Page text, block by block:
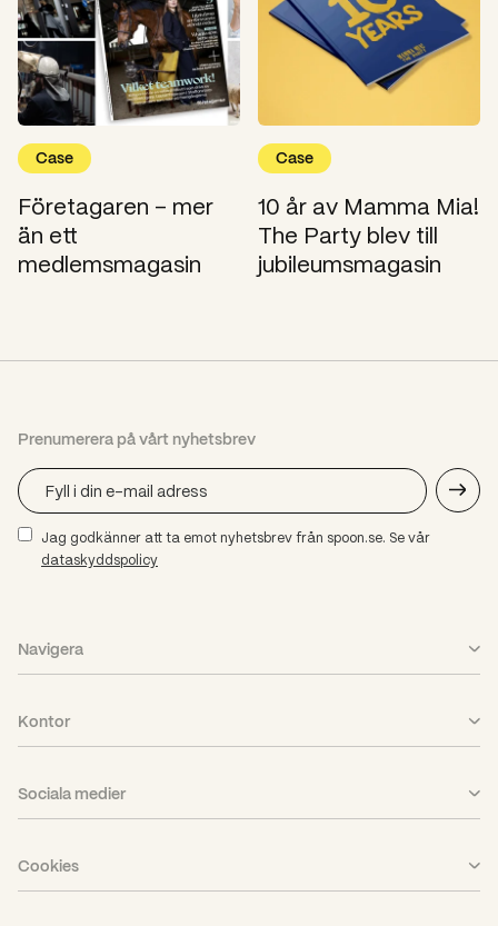
Case
Företagaren – mer
än ett
medlemsmagasin
Case
10 år av Mamma Mia!
The Party blev till
jubileumsmagasin
Prenumerera på vårt nyhetsbrev
Jag godkänner att ta emot nyhetsbrev från spoon.se. Se vår
dataskyddspolicy
Navigera
Case
Aktuellt
Karriär
Om oss
Kontor
Göteborg
Piteå
PPP
Sociala medier
Facebook
Cookies